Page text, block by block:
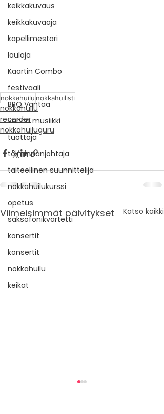
keikkakuvaus
keikkakuvaaja
kapellimestari
laulaja
Kaartin Combo
festivaali
BRQ Vantaa
vanha musiikki
tuottaja
toiminnanjohtaja
taiteellinen suunnittelija
nokkahuilukurssi
opetus
saksofonikvartetti
konsertit
konsertit
nokkahuilu
keikat
nokkahuilu nokkahuilisti
nokkahuilu
recorder
nokkahuiluguru
Viimeisimmät päivitykset Katso kaikki